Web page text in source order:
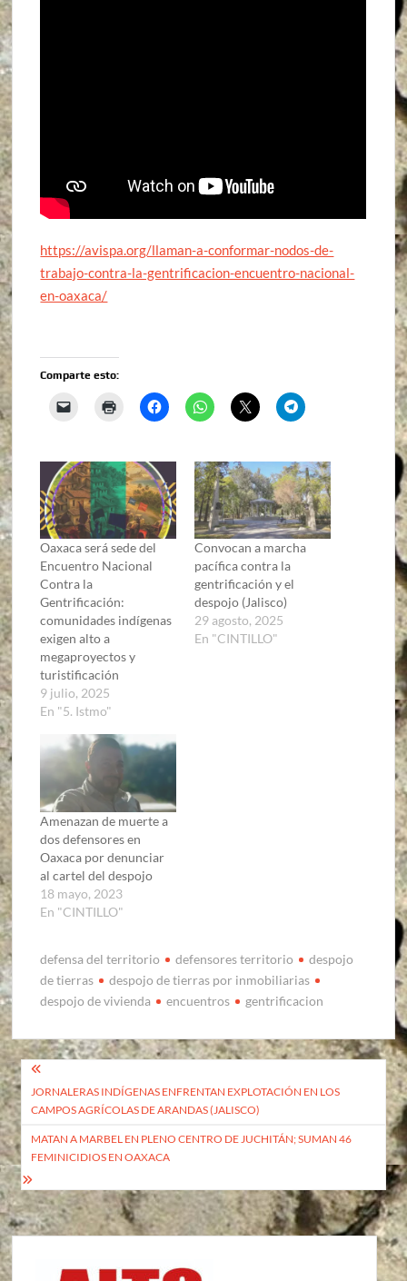
https://avispa.org/llaman-a-conformar-nodos-de-
trabajo-contra-la-gentrificacion-encuentro-nacional-
en-oaxaca/
Comparte esto:
Oaxaca será sede del
Encuentro Nacional
Contra la
Gentrificación:
comunidades indígenas
exigen alto a
megaproyectos y
turistificación
9 julio, 2025
En "5. Istmo"
Convocan a marcha
pacífica contra la
gentrificación y el
despojo (Jalisco)
29 agosto, 2025
En "CINTILLO"
Amenazan de muerte a
dos defensores en
Oaxaca por denunciar
al cartel del despojo
18 mayo, 2023
En "CINTILLO"
defensa del territorio defensores territorio
despojo
de tierras
despojo de tierras por inmobiliarias
despojo de vivienda
encuentros gentrificacion
Navegación
de
entradas
JORNALERAS INDÍGENAS ENFRENTAN EXPLOTACIÓN EN LOS
CAMPOS AGRÍCOLAS DE ARANDAS (JALISCO)
MATAN A MARBEL EN PLENO CENTRO DE JUCHITÁN; SUMAN 46
FEMINICIDIOS EN OAXACA